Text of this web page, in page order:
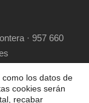
· 957 660
los datos de
cookies serán
recabar